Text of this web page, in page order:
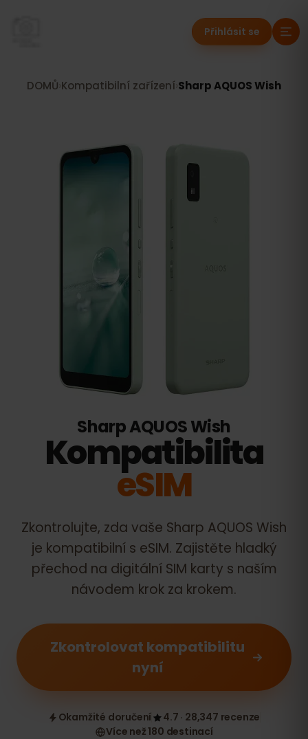
Přihlásit se
DOMŮ Kompatibilní zařízení Sharp AQUOS Wish
Sharp AQUOS Wish
Kompatibilita
eSIM
Zkontrolujte, zda vaše Sharp AQUOS Wish
je kompatibilní s eSIM. Zajistěte hladký
přechod na digitální SIM karty s naším
návodem krok za krokem.
Zkontrolovat kompatibilitu
nyní
Okamžité doručení
4.7 · 28,347 recenze
Více než 180 destinací